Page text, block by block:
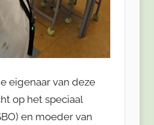
eigenaar van deze
op het speciaal
en moeder van